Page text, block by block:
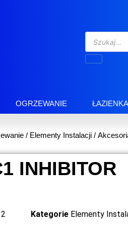
OGRZEWANIE ŁAZIENKA
/ Elementy Instalacji /
INHIBITOR
Kategorie Elementy